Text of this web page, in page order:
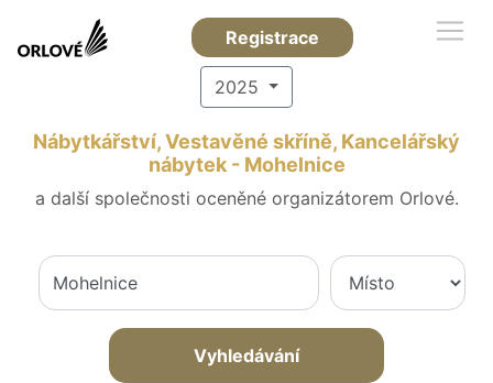
Registrace
2025
Nábytkářství, Vestavěné skříně, Kancelářský
nábytek - Mohelnice
a další společnosti oceněné organizátorem Orlové.
Vyhledávání